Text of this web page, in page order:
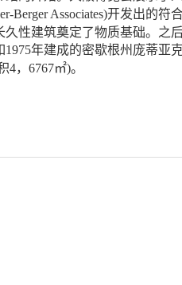
Berger Associates)开发出的
性建筑奠定了物质基础。之
年建成的密歇根州庞蒂亚
，6767㎡)。